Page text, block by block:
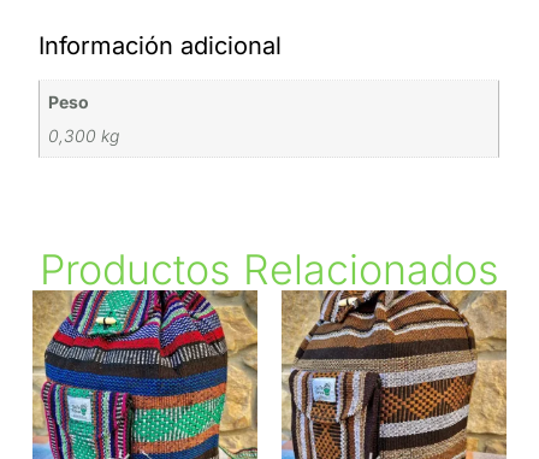
Información adicional
Peso
0,300 kg
Productos Relacionados